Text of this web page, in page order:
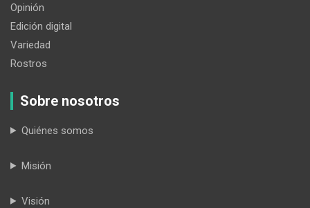
Opinión
Edición digital
Variedad
Rostros
Sobre nosotros
Quiénes somos
Misión
Visión